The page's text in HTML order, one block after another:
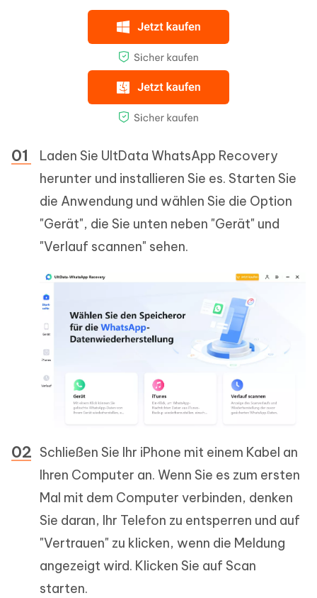
Laden Sie UltData WhatsApp Recovery
herunter und installieren Sie es. Starten Sie
die Anwendung und wählen Sie die Option
"Gerät", die Sie unten neben "Gerät" und
"Verlauf scannen" sehen.
Schließen Sie Ihr iPhone mit einem Kabel an
Ihren Computer an. Wenn Sie es zum ersten
Mal mit dem Computer verbinden, denken
Sie daran, Ihr Telefon zu entsperren und auf
"Vertrauen" zu klicken, wenn die Meldung
angezeigt wird. Klicken Sie auf Scan
starten.